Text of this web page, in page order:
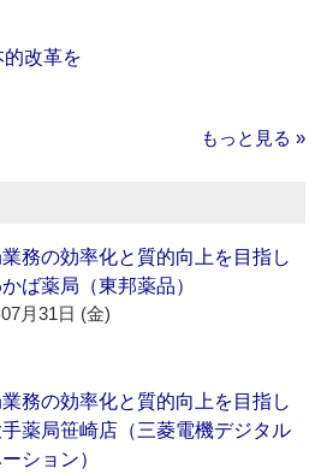
改革を
もっと見る »
業務の効率化と質的向上を目指し
ば薬局（東邦薬品）
月31日 (金)
業務の効率化と質的向上を目指し
薬局笹崎店（三菱電機デジタル
ション）